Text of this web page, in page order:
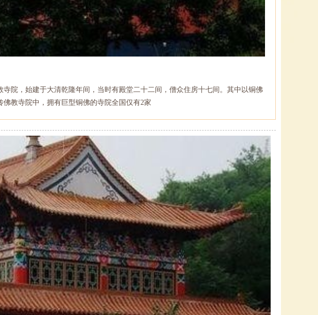
院，始建于大清乾隆年间，当时有殿堂二十二间，僧众住房十七间。其中以铜佛
教寺院中，拥有巨型铜佛的寺院全国仅有2家